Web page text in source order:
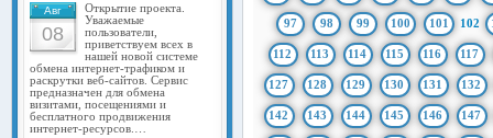
Авг
08
Открытие проекта.
Уважаемые
пользователи,
приветствуем всех в
нашей новой системе
обмена интернет-трафиком и
раскрутки веб-сайтов. Сервис
предназначен для обмена
визитами, посещениями и
бесплатного продвижения
интернет-ресурсов.…
97 98 99 100 101 102
112 113 114 115 116 117
127 128 129 130 131 132
142 143 144 145 146 147